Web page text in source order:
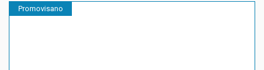
Promovisano